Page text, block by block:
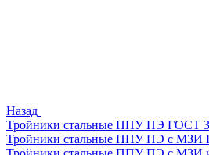
Назад
Тройники стальные ППУ ПЭ ГОСТ
Тройники стальные ППУ ПЭ с МЗИ